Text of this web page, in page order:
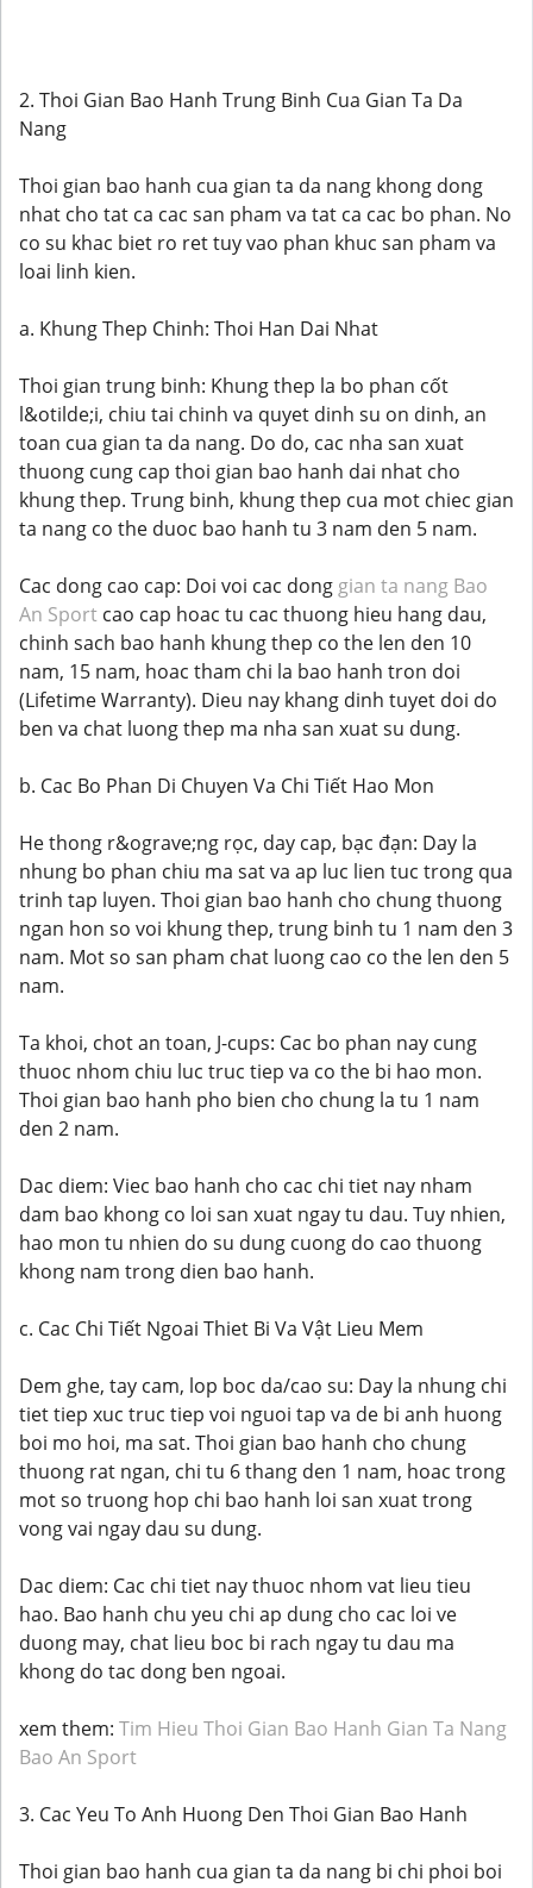
2. Thoi Gian Bao Hanh Trung Binh Cua Gian Ta Da
Nang
Thoi gian bao hanh cua gian ta da nang khong dong
nhat cho tat ca cac san pham va tat ca cac bo phan. No
co su khac biet ro ret tuy vao phan khuc san pham va
loai linh kien.
a. Khung Thep Chinh: Thoi Han Dai Nhat
Thoi gian trung binh: Khung thep la bo phan cốt
l&otilde;i, chiu tai chinh va quyet dinh su on dinh, an
toan cua gian ta da nang. Do do, cac nha san xuat
thuong cung cap thoi gian bao hanh dai nhat cho
khung thep. Trung binh, khung thep cua mot chiec gian
ta nang co the duoc bao hanh tu 3 nam den 5 nam.
Cac dong cao cap: Doi voi cac dong gian ta nang Bao
An Sport cao cap hoac tu cac thuong hieu hang dau,
chinh sach bao hanh khung thep co the len den 10
nam, 15 nam, hoac tham chi la bao hanh tron doi
(Lifetime Warranty). Dieu nay khang dinh tuyet doi do
ben va chat luong thep ma nha san xuat su dung.
b. Cac Bo Phan Di Chuyen Va Chi Tiết Hao Mon
He thong r&ograve;ng rọc, day cap, bạc đạn: Day la
nhung bo phan chiu ma sat va ap luc lien tuc trong qua
trinh tap luyen. Thoi gian bao hanh cho chung thuong
ngan hon so voi khung thep, trung binh tu 1 nam den 3
nam. Mot so san pham chat luong cao co the len den 5
nam.
Ta khoi, chot an toan, J-cups: Cac bo phan nay cung
thuoc nhom chiu luc truc tiep va co the bi hao mon.
Thoi gian bao hanh pho bien cho chung la tu 1 nam
den 2 nam.
Dac diem: Viec bao hanh cho cac chi tiet nay nham
dam bao khong co loi san xuat ngay tu dau. Tuy nhien,
hao mon tu nhien do su dung cuong do cao thuong
khong nam trong dien bao hanh.
c. Cac Chi Tiết Ngoai Thiet Bi Va Vật Lieu Mem
Dem ghe, tay cam, lop boc da/cao su: Day la nhung chi
tiet tiep xuc truc tiep voi nguoi tap va de bi anh huong
boi mo hoi, ma sat. Thoi gian bao hanh cho chung
thuong rat ngan, chi tu 6 thang den 1 nam, hoac trong
mot so truong hop chi bao hanh loi san xuat trong
vong vai ngay dau su dung.
Dac diem: Cac chi tiet nay thuoc nhom vat lieu tieu
hao. Bao hanh chu yeu chi ap dung cho cac loi ve
duong may, chat lieu boc bi rach ngay tu dau ma
khong do tac dong ben ngoai.
xem them: Tim Hieu Thoi Gian Bao Hanh Gian Ta Nang
Bao An Sport
3. Cac Yeu To Anh Huong Den Thoi Gian Bao Hanh
Thoi gian bao hanh cua gian ta da nang bi chi phoi boi